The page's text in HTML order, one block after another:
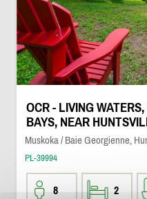
OCR - LIVING
BAYS, NEAR
Muskoka / Baie Georgienne,
PL-39994
8 2